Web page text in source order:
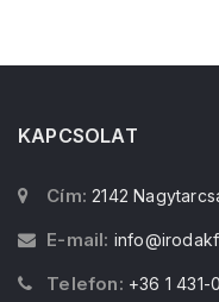
KAPCSOLAT
Cím: 2142
E-mail:
Telefon: +36 1 431-